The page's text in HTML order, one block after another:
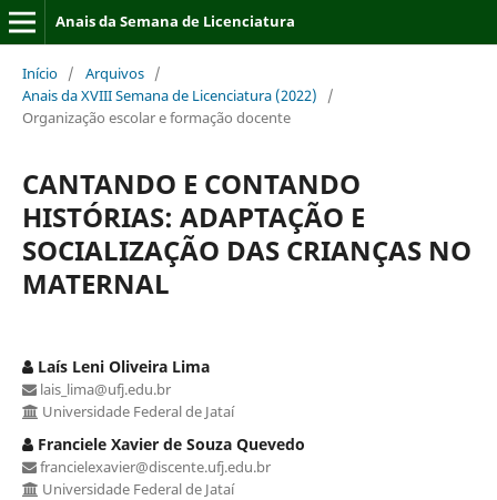
Anais da Semana de Licenciatura
Início / Arquivos /
Anais da XVIII Semana de Licenciatura (2022)
/
Organização escolar e formação docente
CANTANDO E CONTANDO
HISTÓRIAS: ADAPTAÇÃO E
SOCIALIZAÇÃO DAS CRIANÇAS NO
MATERNAL
Laís Leni Oliveira Lima
lais_lima@ufj.edu.br
Universidade Federal de Jataí
Franciele Xavier de Souza Quevedo
francielexavier@discente.ufj.edu.br
Universidade Federal de Jataí